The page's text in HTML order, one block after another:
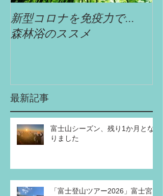
新型コロナを免疫力で...
森林浴のススメ
最新記事
富士山シーズン、残り1か月とな
りました
「富士登山ツアー2026」富士宮